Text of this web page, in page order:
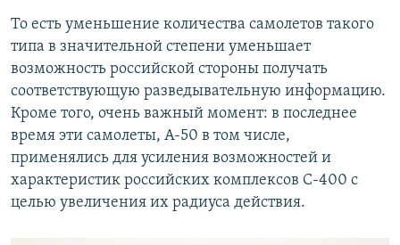
То есть уменьшение количества самолетов такого
типа в значительной степени уменьшает
возможность российской стороны получать
соответствующую разведывательную информацию.
Кроме того, очень важный момент: в последнее
время эти самолеты, А-50 в том числе,
применялись для усиления возможностей и
характеристик российских комплексов С-400 с
целью увеличения их радиуса действия.